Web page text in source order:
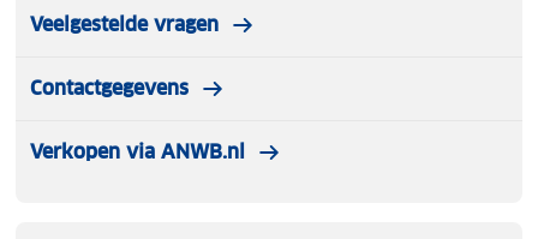
Veelgestelde vragen
Contactgegevens
Verkopen via ANWB.nl